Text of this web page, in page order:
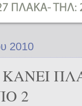
2010
2